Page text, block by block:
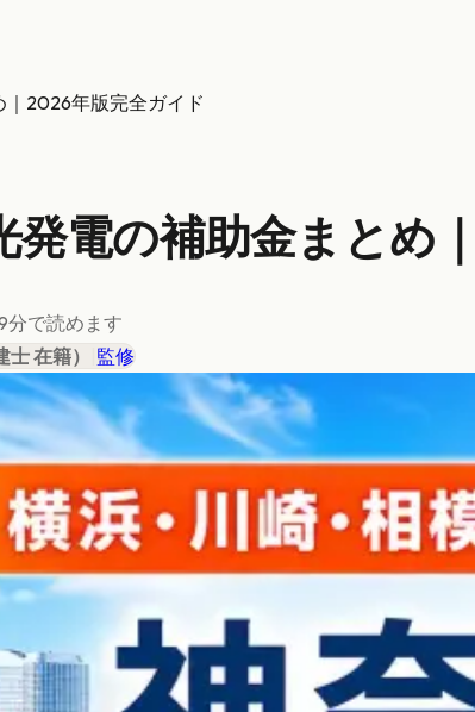
｜2026年版完全ガイド
発電の補助金まとめ
分で読めます
士 在籍） 監修